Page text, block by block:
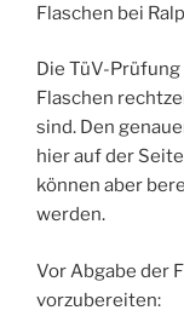
Flaschen bei
Die TüV-
Flaschen
sind. Den
hier auf der
können aber
werden.
Vor Abgabe der
vorzubereiten: